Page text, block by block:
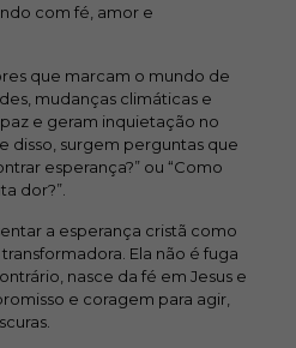
com fé, amor e
que marcam o mundo de
mudanças climáticas e
e geram inquietação no
disso, surgem perguntas que
esperança?” ou “Como
dor?”.
a esperança cristã como
Ela não é fuga
nasce da fé em Jesus e
e coragem para agir,